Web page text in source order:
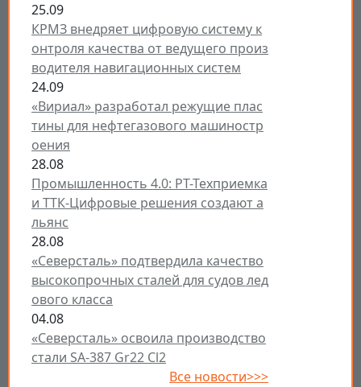
25.09
КРМЗ внедряет цифровую систему к
онтроля качества от ведущего произ
водителя навигационных систем
24.09
«Вириал» разработал режущие плас
тины для нефтегазового машиностр
оения
28.08
Промышленность 4.0: РТ-Техприемка
и ТТК-Цифровые решения создают а
льянс
28.08
«Северсталь» подтвердила качество
высокопрочных сталей для судов лед
ового класса
04.08
«Северсталь» освоила производство
стали SA-387 Gr22 Cl2
Все новости>>>